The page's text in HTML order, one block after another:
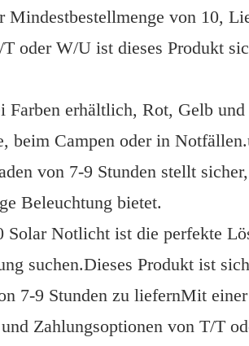
Mindestbestellmenge von 10,
oder W/U ist dieses Produkt
Farben erhältlich, Rot, Gelb
beim Campen oder in
von 7-9 Stunden stellt
Beleuchtung bietet.
Notlicht ist die perfekte
suchen.Dieses Produkt ist
7-9 Stunden zu liefernMit
Zahlungsoptionen von T/T